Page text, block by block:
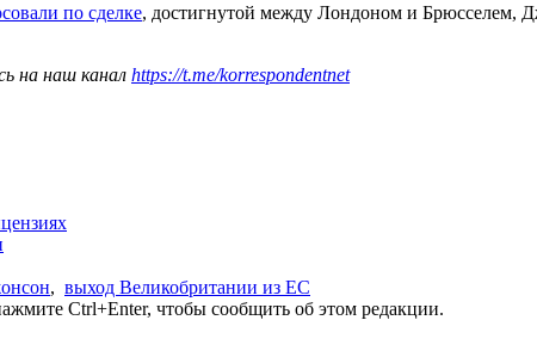
по сделке, достигнутой между Лондоном и Брюсселем,
на наш канал https://t.me/korrespondentnet
, выход Великобритании из ЕС
Ctrl+Enter, чтобы сообщить об этом редакции.